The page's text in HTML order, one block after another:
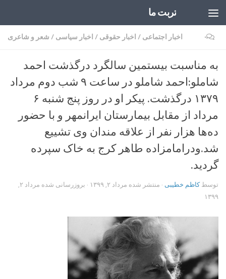
تربت ما
اخبار اجتماعی / اخبار حقوقی / اخبار سیاسی / شعر و شاعری ۰
به مناسبت بیستمین سالگرد درگذشت احمد
شاملو:احمد شاملو در ساعت ۹ شب دوم مرداد
۱۳۷۹ درگذشت. پیکر او در روز پنج شنبه ۶
مرداد از مقابل بیمارستان ایرانمهر و با حضور
ده‌ها هزار نفر از علاقه مندان وی تشییع
شد.ودرامامزاده طاهر کرج به خاک سپرده
گردید.
توسطکاظم خطیبی · منتشر شده مرداد ۲, ۱۳۹۹ · بروزرسانی شده
مرداد ۲,
۱۳۹۹